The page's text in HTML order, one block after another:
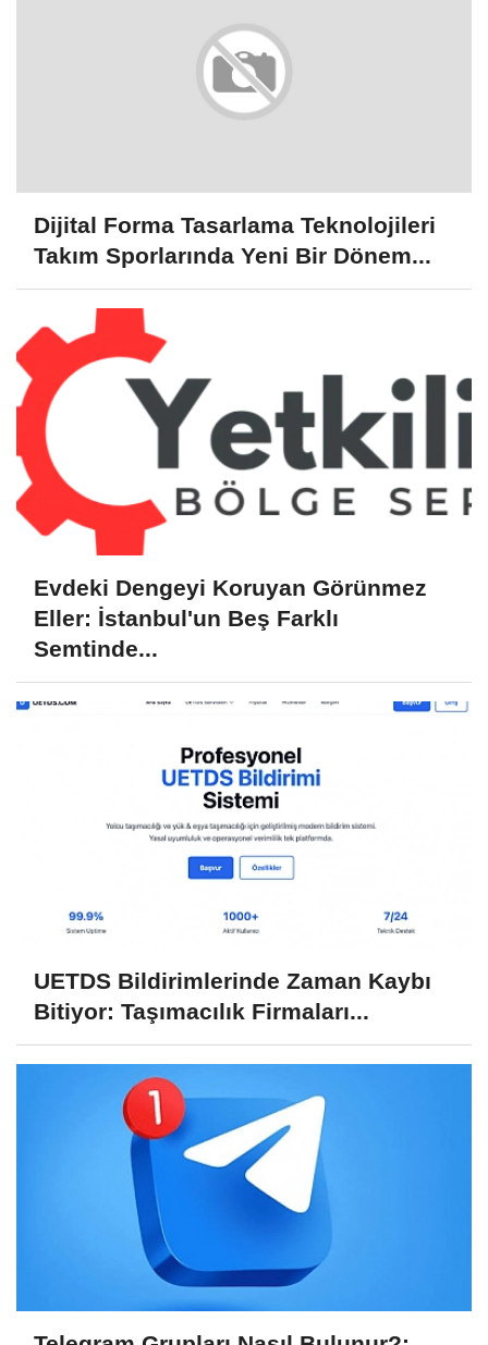
Dijital Forma Tasarlama Teknolojileri
Takım Sporlarında Yeni Bir Dönem...
Evdeki Dengeyi Koruyan Görünmez
Eller: İstanbul'un Beş Farklı
Semtinde...
UETDS Bildirimlerinde Zaman Kaybı
Bitiyor: Taşımacılık Firmaları...